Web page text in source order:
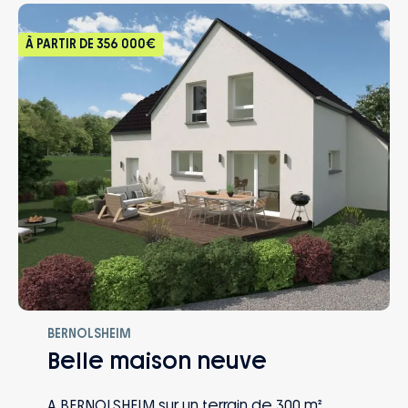
À PARTIR DE 356 000€
BERNOLSHEIM
Belle maison neuve